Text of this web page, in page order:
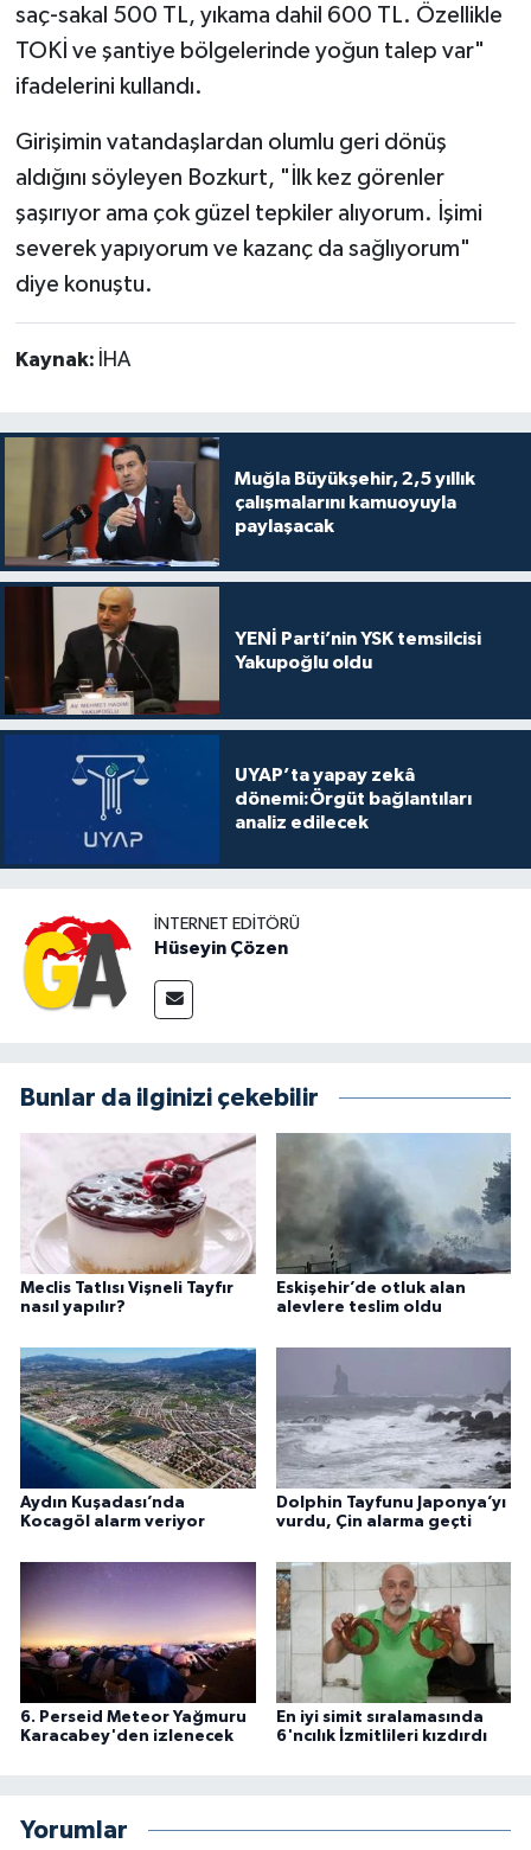
saç-sakal 500 TL, yıkama dahil 600 TL. Özellikle
TOKİ ve şantiye bölgelerinde yoğun talep var"
ifadelerini kullandı.
Girişimin vatandaşlardan olumlu geri dönüş
aldığını söyleyen Bozkurt, "İlk kez görenler
şaşırıyor ama çok güzel tepkiler alıyorum. İşimi
severek yapıyorum ve kazanç da sağlıyorum"
diye konuştu.
Kaynak: İHA
Muğla Büyükşehir, 2,5 yıllık
çalışmalarını kamuoyuyla
paylaşacak
YENİ Parti’nin YSK temsilcisi
Yakupoğlu oldu
UYAP’ta yapay zekâ
dönemi:Örgüt bağlantıları
analiz edilecek
İNTERNET EDITÖRÜ
Hüseyin Çözen
Bunlar da ilginizi çekebilir
Meclis Tatlısı Vişneli Tayfır
nasıl yapılır?
Eskişehir’de otluk alan
alevlere teslim oldu
Aydın Kuşadası’nda
Kocagöl alarm veriyor
Dolphin Tayfunu Japonya’yı
vurdu, Çin alarma geçti
6. Perseid Meteor Yağmuru
Karacabey'den izlenecek
En iyi simit sıralamasında
6'ncılık İzmitlileri kızdırdı
Yorumlar